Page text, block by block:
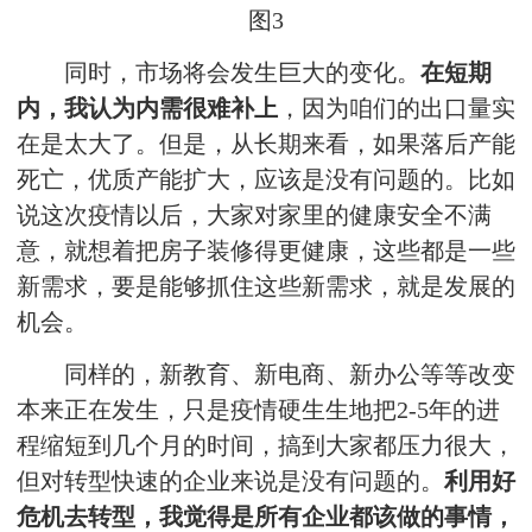
图3
同时，市场将会发生巨大的变化。 在短期
内，我认为内需很难补上 ，因为咱们的出口量实
在是太大了。但是，从长期来看，如果落后产能
死亡，优质产能扩大，应该是没有问题的。比如
说这次疫情以后，大家对家里的健康安全不满
意，就想着把房子装修得更健康，这些都是一些
新需求，要是能够抓住这些新需求，就是发展的
机会。
同样的，新教育、新电商、新办公等等改变
本来正在发生，只是疫情硬生生地把2-5年的进
程缩短到几个月的时间，搞到大家都压力很大，
但对转型快速的企业来说是没有问题的。利用好
危机去转型，我觉得是所有企业都该做的事情，